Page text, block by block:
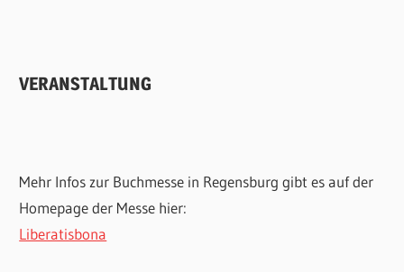
VERANSTALTUNG
Mehr Infos zur Buchmesse in Regensburg gibt es auf der
Homepage der Messe hier:
Liberatisbona